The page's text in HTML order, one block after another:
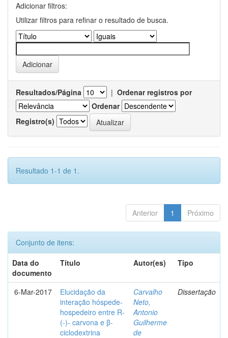
Adicionar filtros:
Utilizar filtros para refinar o resultado de busca.
Resultados/Página | Ordenar registros por
Ordenar
Registro(s)
Resultado 1-1 de 1.
Anterior 1 Próximo
Conjunto de itens:
Data do
documento
Título Autor(es) Tipo
6-Mar-2017
Elucidação da
interação hóspede-
hospedeiro entre R-
(-)- carvona e β-
ciclodextrina
Carvalho
Neto,
Antonio
Guilherme
de
Dissertação